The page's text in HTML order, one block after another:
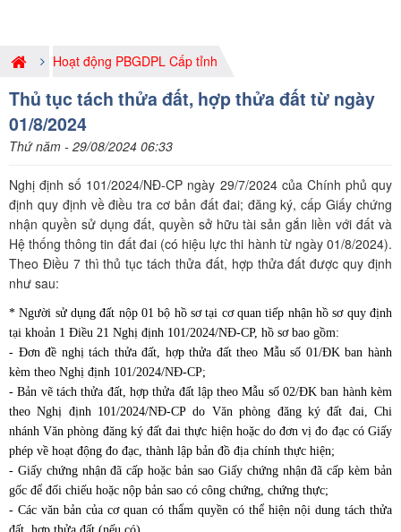
Hoạt động PBGDPL Cấp tỉnh
Thủ tục tách thửa đất, hợp thửa đất từ ngày
01/8/2024
Thứ năm - 29/08/2024 06:33
Nghị định số 101/2024/NĐ-CP ngày 29/7/2024 của Chính phủ quy
định quy định về điều tra cơ bản đất đai; đăng ký, cấp Giấy chứng
nhận quyền sử dụng đất, quyền sở hữu tài sản gắn liền với đất và
Hệ thống thông tin đất đai (có hiệu lực thi hành từ ngày 01/8/2024).
Theo Điều 7 thì thủ tục tách thửa đất, hợp thửa đất được quy định
như sau:
* Người sử dụng đất nộp 01 bộ hồ sơ tại cơ quan tiếp nhận hồ sơ quy định
tại khoản 1 Điều 21 Nghị định 101/2024/NĐ-CP, hồ sơ bao gồm:
- Đơn đề nghị tách thửa đất, hợp thửa đất theo Mẫu số 01/ĐK ban hành
kèm theo Nghị định 101/2024/NĐ-CP;
- Bản vẽ tách thửa đất, hợp thửa đất lập theo Mẫu số 02/ĐK ban hành kèm
theoNghị định 101/2024/NĐ-CP do Văn phòng đăng ký đất đai, Chi
nhánh Văn phòng đăng ký đất đai thực hiện hoặc do đơn vị đo đạc có Giấy
phép về hoạt động đo đạc, thành lập bản đồ địa chính thực hiện;
- Giấy chứng nhận đã cấp hoặc bản sao Giấy chứng nhận đã cấp kèm bản
gốc để đối chiếu hoặc nộp bản sao có công chứng, chứng thực;
- Các văn bản của cơ quan có thẩm quyền có thể hiện nội dung tách thửa